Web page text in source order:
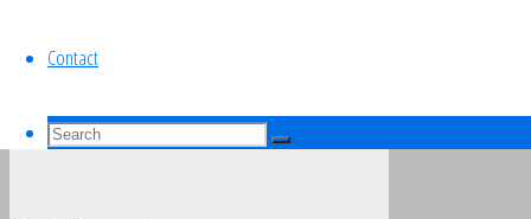
Contact
Search
Search
janvier 2025
septembre 2019